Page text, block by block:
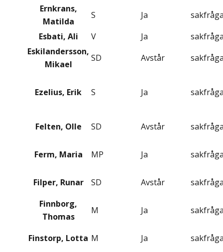
Ernkrans,
Matilda
S Ja
Esbati, Ali
V Ja
Eskilandersson,
Mikael
SD Avstår
Ezelius, Erik S Ja
Felten, Olle SD Avstår
Ferm, Maria MP Ja
Filper, Runar SD Avstår
Finnborg,
Thomas
M Ja
Finstorp, Lotta M Ja